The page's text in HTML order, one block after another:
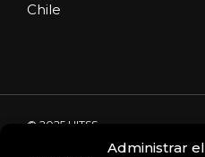
Administrar el
Chile
© 2025 HITSS